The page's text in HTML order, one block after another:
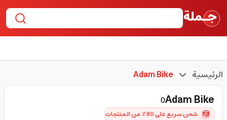
الرئيسية Adam Bike
Adam Bike
0
شحن سريع على 80٪ من المنتجات